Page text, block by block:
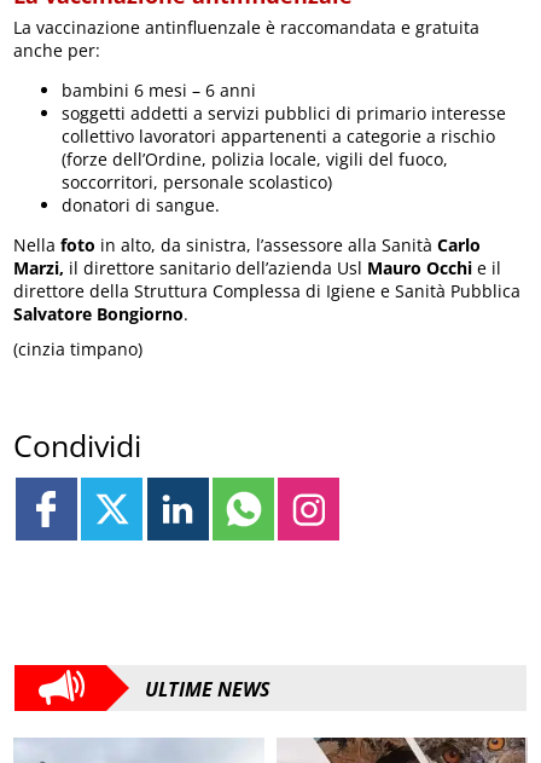
La vaccinazione antinfluenzale è raccomandata e gratuita
anche per:
bambini 6 mesi – 6 anni
soggetti addetti a servizi pubblici di primario interesse
collettivo lavoratori appartenenti a categorie a rischio
(forze dell’Ordine, polizia locale, vigili del fuoco,
soccorritori, personale scolastico)
donatori di sangue.
Nella foto in alto, da sinistra, l’assessore alla SanitàCarlo
Marzi, il direttore sanitario dell’azienda Usl Mauro Occhi e il
direttore della Struttura Complessa di Igiene e Sanità Pubblica
Salvatore Bongiorno.
(cinzia timpano)
Condividi
ULTIME NEWS